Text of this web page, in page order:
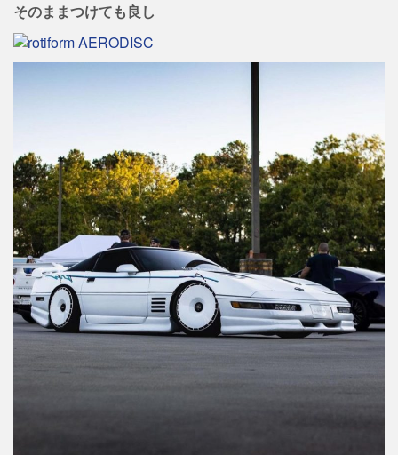
そのままつけても良し